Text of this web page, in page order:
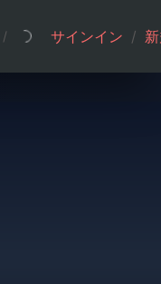
/ サインイン /